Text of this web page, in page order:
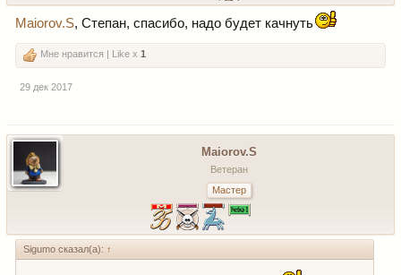
Maiorov.S, Степан, спасибо, надо будет качнуть
Мне нравится | Like x 1
29 дек 2017
Maiorov.S
Ветеран
Мастер
Sigumo сказал(а): ↑